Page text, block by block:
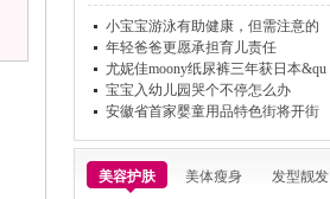
小宝宝游泳有助健康，但需注意的
年轻爸爸更愿承担育儿责任
尤妮佳moony纸尿裤三年获日本&qu
宝宝入幼儿园哭个不停怎么办
安徽省首家婴童用品特色街将开街
美容护肤 美体瘦身 发型靓发